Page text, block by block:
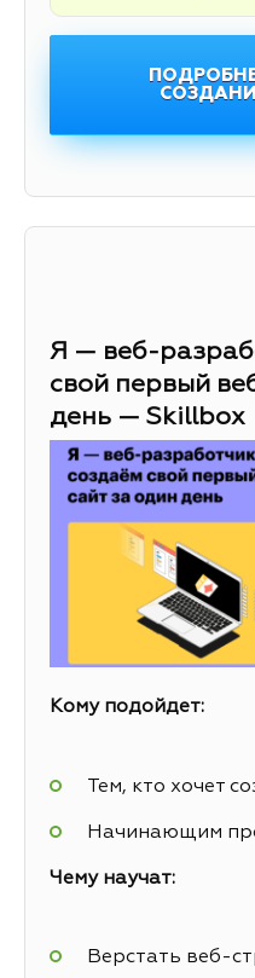
Я — веб-
свой первый
день — Skillbox
Кому подойдет:
Тем, кто хочет
Начинающим
Чему научат:
Верстать веб-